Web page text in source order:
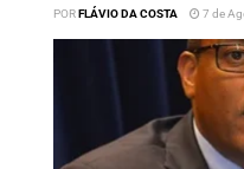
POR FLÁVIO DA COSTA 7 de